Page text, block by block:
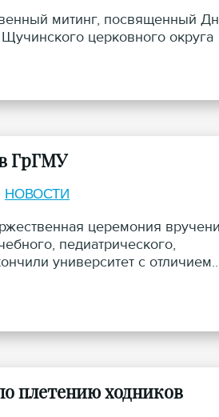
митинг, посвященный
церковного округа
ГрГМУ
НОВОСТИ
церемония
педиатрического,
университет с отличием.
плетению ходников